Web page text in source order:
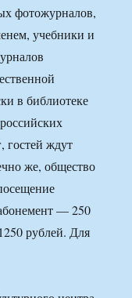
фотожурналов,
учебники и
в библиотеке
гостей ждут
же, общество
— 250
рублей. Для